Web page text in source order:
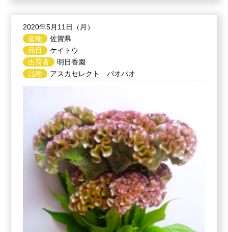
2020年5月11日（月）
産地
佐賀県
品目
ケイトウ
出荷者
明日香園
品種
アスカセレクト パオパオ